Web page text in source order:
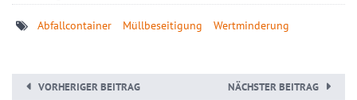
Abfallcontainer Müllbeseitigung Wertminderung
VORHERIGER BEITRAG NÄCHSTER BEITRAG